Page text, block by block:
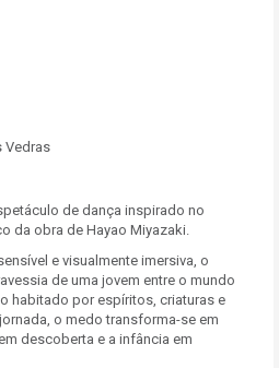
Vedras
de dança inspirado no
da obra de Hayao Miyazaki.
e visualmente imersiva, o
de uma jovem entre o mundo
habitado por espíritos, criaturas e
o medo transforma-se em
descoberta e a infância em